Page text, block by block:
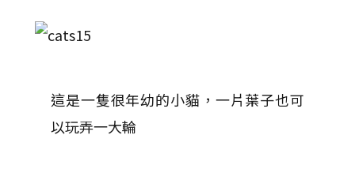
這是一隻很年幼的小貓，一片葉子也可
以玩弄一大輪